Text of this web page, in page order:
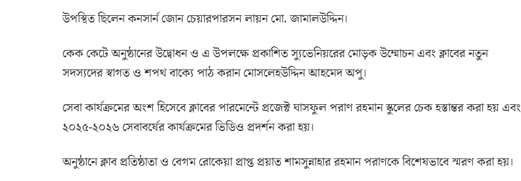
উপস্থিত ছিলেন কনসার্ন জোন চেয়ারপারসন লায়ন মো. জামালউদ্দিন।
কেক কেটে অনুষ্ঠানের উদ্বোধন ও এ উপলক্ষে প্রকাশিত স্যুভেনিয়রের মোড়ক উম্মোচন এবং ক্লাবের নতুন
সদস্যদের স্বাগত ও শপথ বাক্যে পাঠ করান মোসলেহউদ্দিন আহমেদ অপু।
সেবা কার্যক্রমের অংশ হিসেবে ক্লাবের পারমেন্টে প্রজেক্ট ঘাসফুল পরাণ রহমান স্কুলের চেক হস্তান্তর করা হয় এবং
২০২৫-২০২৬ সেবাবর্ষের কার্যক্রমের ভিডিও প্রদর্শন করা হয়।
অনুষ্ঠানে ক্লাব প্রতিষ্ঠাতা ও বেগম রোকেয়া প্রাপ্ত প্রয়াত শামসুন্নাহার রহমান পরাণকে বিশেষভাবে স্মরণ করা হয়।